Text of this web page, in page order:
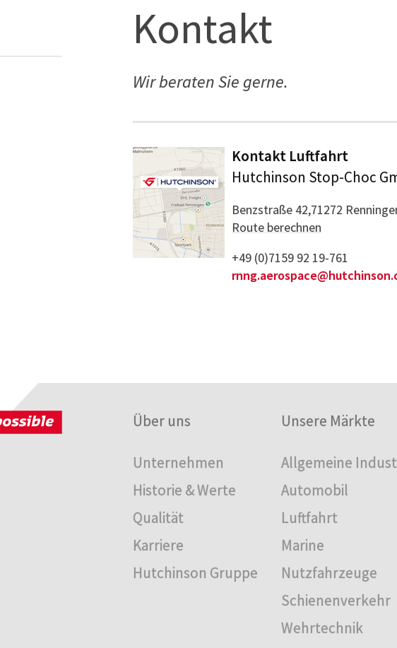
Kontakt
Wir beraten Sie gerne.
Kontakt Luftfahrt
Hutchinson Stop-Choc
Benzstraße 42,71272
Route berechnen
+49 (0)7159 92 19-761
Über uns
Unternehmen
Historie & Werte
Qualität
Karriere
Hutchinson Gruppe
Unsere Märkte
Allgemeine
Automobil
Luftfahrt
Marine
Nutzfahrzeuge
Schienenverkehr
Wehrtechnik